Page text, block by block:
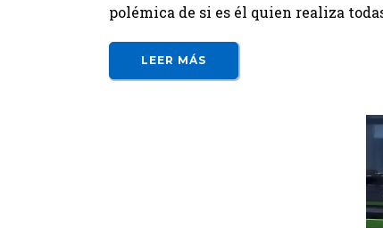
polémica de si es él quien realiza
LEER MÁS